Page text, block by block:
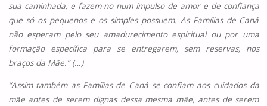
sua caminhada, e fazem-no num impulso de amor e de confiança
que só os pequenos e os simples possuem. As Famílias de Caná
não esperam pelo seu amadurecimento espiritual ou por uma
formação específica para se entregarem, sem reservas, nos
braços da Mãe.” (…)
“Assim também as Famílias de Caná se confiam aos cuidados da
mãe antes de serem dignas dessa mesma mãe, antes de serem